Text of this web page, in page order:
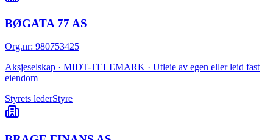
BØGATA 77 AS
Org.nr: 980753425
Aksjeselskap · MIDT-TELEMARK · Utleie av egen eller leid fast
eiendom
Styrets lederStyre